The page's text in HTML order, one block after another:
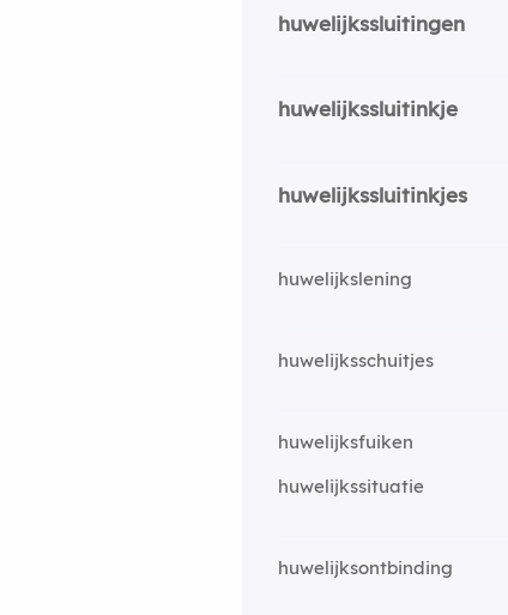
huwelijkssluitingen
huwelijkssluitinkje
huwelijkssluitinkjes
huwelijkslening
huwelijksschuitjes
huwelijksfuiken
huwelijkssituatie
huwelijksontbinding